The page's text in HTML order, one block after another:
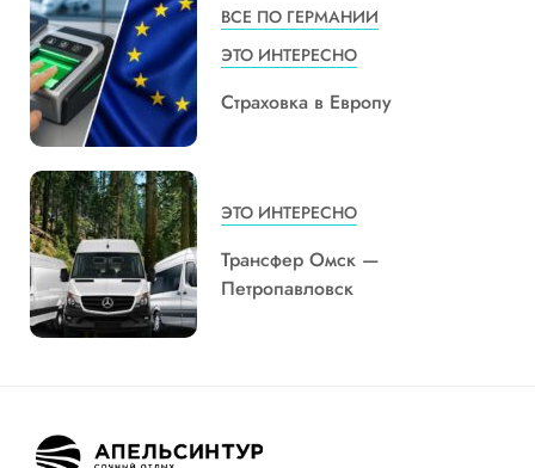
ВСЕ ПО ГЕРМАНИИ
ЭТО ИНТЕРЕСНО
Страховка в Европу
ЭТО ИНТЕРЕСНО
Трансфер Омск —
Петропавловск